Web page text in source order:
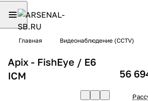
Главная Видеонаблюдение (CCTV)
Apix - FishEye / E6
ICM
56